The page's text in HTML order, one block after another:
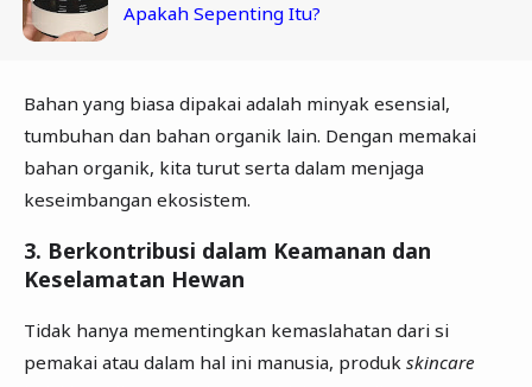
Apakah Sepenting Itu?
Bahan yang biasa dipakai adalah minyak esensial,
tumbuhan dan bahan organik lain. Dengan memakai
bahan organik, kita turut serta dalam menjaga
keseimbangan ekosistem.
3. Berkontribusi dalam Keamanan dan
Keselamatan Hewan
Tidak hanya mementingkan kemaslahatan dari si
pemakai atau dalam hal ini manusia, produk skincare